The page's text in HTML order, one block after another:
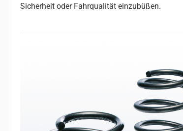
Sicherheit oder Fahrqualität einzubüßen.